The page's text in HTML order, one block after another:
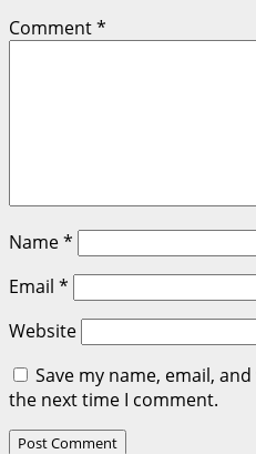
Comment*
Name*
Email *
Website
Save my name, email,
the next time I comment.